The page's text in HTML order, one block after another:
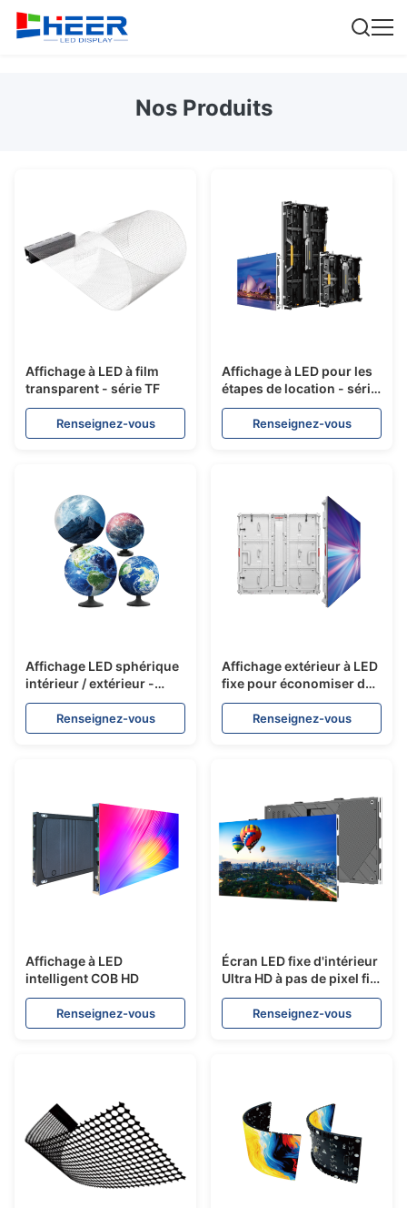
Nos Produits
Affichage à LED à film
transparent - série TF
Renseignez-vous
Affichage à LED pour les
étapes de location - série
RP
Renseignez-vous
Affichage LED sphérique
intérieur / extérieur -
série SF
Renseignez-vous
Affichage extérieur à LED
fixe pour économiser de
l'énergie Pro - série
FC960Renseignez-vous
Affichage à LED
intelligent COB HD
Renseignez-vous
Écran LED fixe d'intérieur
Ultra HD à pas de pixel fin
- Série IF600
Renseignez-vous